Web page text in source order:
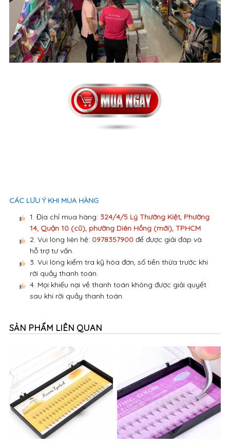
CÁC LƯU Ý KHI MUA HÀNG
1. Địa chỉ mua hàng: 324/4/5 Lý Thường Kiệt, Phường
14, Quận 10 (cũ), phường Diên Hồng (mới), TPHCM
2. Vui lòng liên hệ: 0978357900để được giải đáp và
hỗ trợ tư vấn.
3. Vui lòng kiểm tra kỹ hóa đơn, số tiền thừa trước khi
rời quầy thanh toán.
4. Mọi khiếu nại về thanh toán không được giải quyết
sau khi rời quầy thanh toán.
SẢN PHẨM LIÊN QUAN